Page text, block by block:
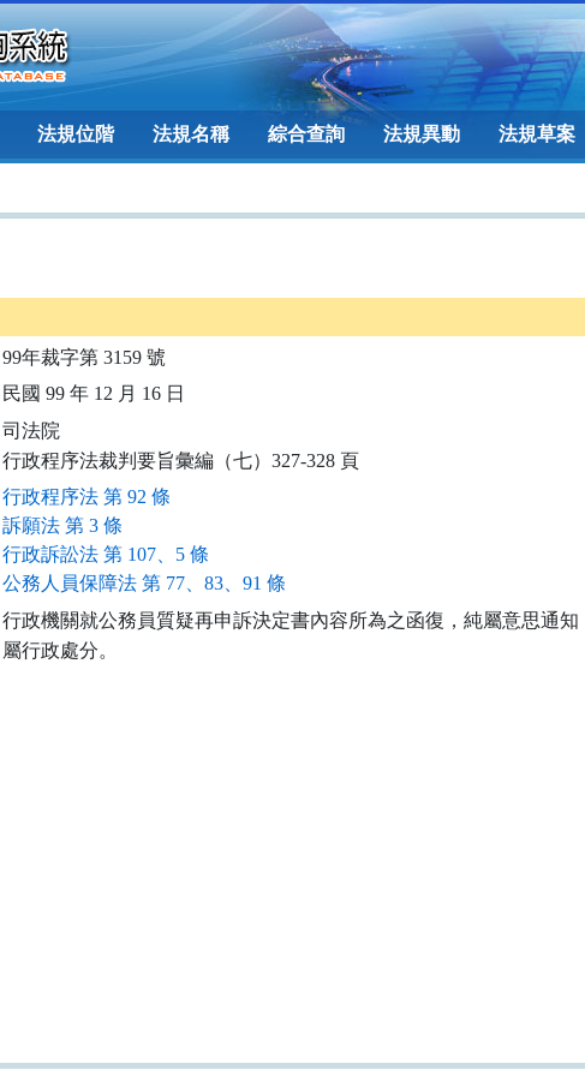
法規位階 法規名稱 綜合查詢 法規異動 法規草案
99年裁字第 3159 號
民國 99 年 12 月 16 日
司法院
行政程序法裁判要旨彙編（七）327-328 頁
行政程序法 第 92 條
訴願法 第 3 條
行政訴訟法 第 107、5 條
公務人員保障法 第 77、83、91 條
行政機關就公務員質疑再申訴決定書內容所為之函復，純屬意思通知
屬行政處分。